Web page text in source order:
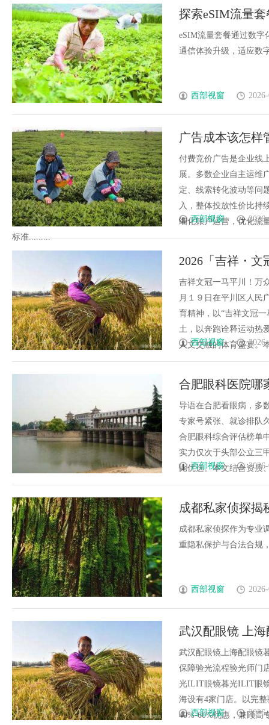
探索eSIM流量
eSIM流量套餐通过数字
通信体验升级，适应数
西部视窗
广告成本该怎样
付费竞价广告是企业线
展。多数企业自主运维
定、线索转化波动等问
入，整体投放性价比持
细化账户运营，优化流
标准.........
西部视窗
2026「吉祥・
吉祥文冠一马平川！万
月１９日在平川区人民
育精神，以“吉祥文冠
土，以奔跑诠释运动热
人文交融的体育盛宴。
西部视窗
合肥眼科医院哪
名！合肥眼科深
导语在合肥看眼病，多
专家号紧张、就诊排队
合肥眼科综合评估榜单
实力仅次于头部公立三
比优选。本文结合资质
西部视窗
成都私家侦探揭
成都私家侦探作为专业
重隐私保护与合法合规
西部视窗
武汉配眼镜 上
武汉配眼镜上海配眼镜
保障验光流程验光师门
光ILIT眼镜暮光ILIT眼
海设有4家门店。以完
40%-60%优惠，兼顾高
西部视窗